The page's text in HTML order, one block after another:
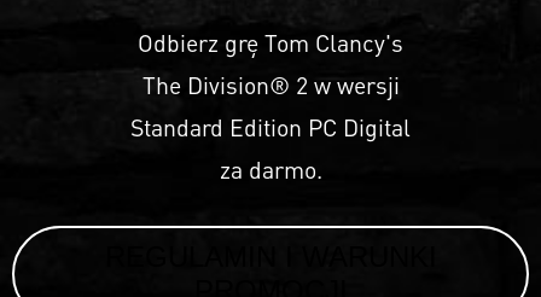
Odbierz grę Tom Clancy's
The Division® 2 w wersji
Standard Edition PC Digital
za darmo.